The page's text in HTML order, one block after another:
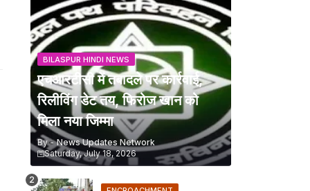
BILASPUR HINDI NEWS
एचआरटीसी में तबादले पर कार्रवाई,
रिलीविंग डेट तय, फिरोज खान को
मिला नया जिम्मा
By - News Updates Network
Saturday, July 18, 2026